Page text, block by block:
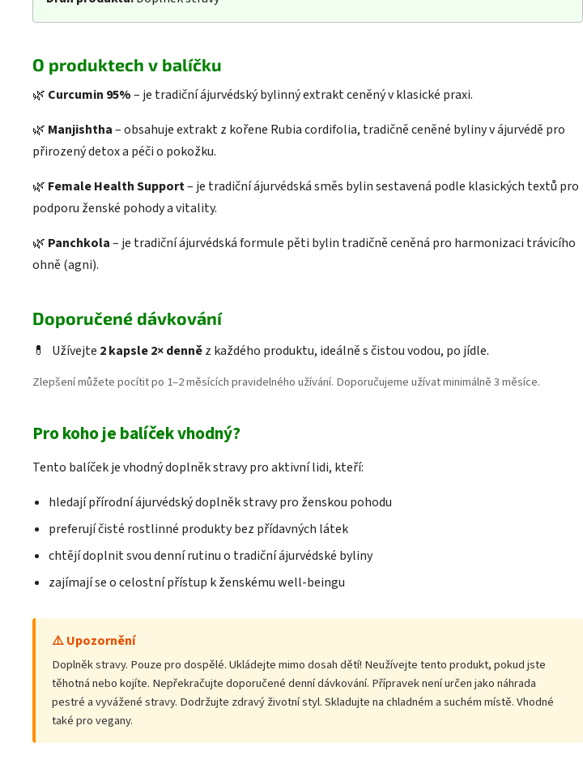
O produktech v balíčku
🌿 Curcumin 95%– je tradiční ájurvédský bylinný extrakt ceněný v klasické praxi.
🌿 Manjishtha– obsahuje extrakt z kořene Rubia cordifolia, tradičně ceněné byliny v ájurvédě pro
přirozený detox a péči o pokožku.
🌿 Female Health Support– je tradiční ájurvédská směs bylin sestavená podle klasických textů pro
podporu ženské pohody a vitality.
🌿 Panchkola– je tradiční ájurvédská formule pěti bylin tradičně ceněná pro harmonizaci trávicího
ohně (agni).
Doporučené dávkování
💊 Užívejte 2 kapsle 2× denněz každého produktu, ideálně s čistou vodou, po jídle.
Zlepšení můžete pocítit po 1–2 měsících pravidelného užívání. Doporučujeme užívat minimálně 3 měsíce.
Pro koho je balíček vhodný?
Tento balíček je vhodný doplněk stravy pro aktivní lidi, kteří:
hledají přírodní ájurvédský doplněk stravy pro ženskou pohodu
preferují čisté rostlinné produkty bez přídavných látek
chtějí doplnit svou denní rutinu o tradiční ájurvédské byliny
zajímají se o celostní přístup k ženskému well-beingu
⚠️ Upozornění
Doplněk stravy. Pouze pro dospělé. Ukládejte mimo dosah dětí! Neužívejte tento produkt, pokud jste
těhotná nebo kojíte. Nepřekračujte doporučené denní dávkování. Přípravek není určen jako náhrada
pestré a vyvážené stravy. Dodržujte zdravý životní styl. Skladujte na chladném a suchém místě. Vhodné
také pro vegany.